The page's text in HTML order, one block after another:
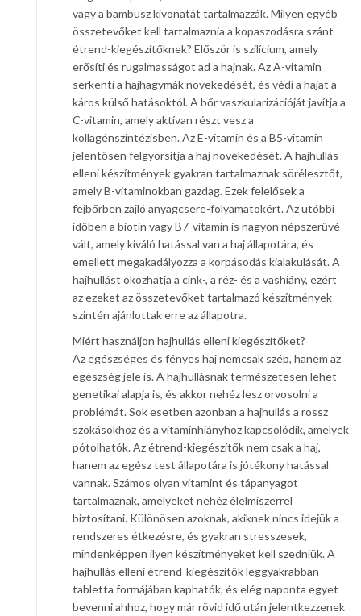
vagy a bambusz kivonatát tartalmazzák. Milyen egyéb
összetevőket kell tartalmaznia a kopaszodásra szánt
étrend-kiegészítőknek? Először is szilícium, amely
erősíti és rugalmasságot ad a hajnak. Az A-vitamin
serkenti a hajhagymák növekedését, és védi a hajat a
káros külső hatásoktól. A bőr vaszkularizációját javítja a
C-vitamin, amely aktívan részt vesz a
kollagénszintézisben. Az E-vitamin és a B5-vitamin
jelentősen felgyorsítja a haj növekedését. A hajhullás
elleni készítmények gyakran tartalmaznak sörélesztőt,
amely B-vitaminokban gazdag. Ezek felelősek a
fejbőrben zajló anyagcsere-folyamatokért. Az utóbbi
időben a biotin vagy B7-vitamin is nagyon népszerűvé
vált, amely kiváló hatással van a haj állapotára, és
emellett megakadályozza a korpásodás kialakulását. A
hajhullást okozhatja a cink-, a réz- és a vashiány, ezért
az ezeket az összetevőket tartalmazó készítmények
szintén ajánlottak erre az állapotra.
Miért használjon hajhullás elleni kiegészítőket?
Az egészséges és fényes haj nemcsak szép, hanem az
egészség jele is. A hajhullásnak természetesen lehet
genetikai alapja is, és akkor nehéz lesz orvosolni a
problémát. Sok esetben azonban a hajhullás a rossz
szokásokhoz és a vitaminhiányhoz kapcsolódik, amelyek
pótolhatók. Az étrend-kiegészítők nem csak a haj,
hanem az egész test állapotára is jótékony hatással
vannak. Számos olyan vitamint és tápanyagot
tartalmaznak, amelyeket nehéz élelmiszerrel
biztosítani. Különösen azoknak, akiknek nincs idejük a
rendszeres étkezésre, és gyakran stresszesek,
mindenképpen ilyen készítményeket kell szedniük. A
hajhullás elleni étrend-kiegészítők leggyakrabban
tabletta formájában kaphatók, és elég naponta egyet
bevenni ahhoz, hogy már rövid idő után jelentkezzenek